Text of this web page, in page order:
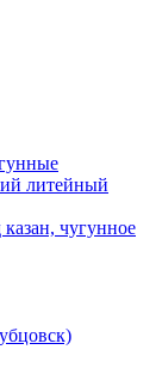
литейный
чугунное